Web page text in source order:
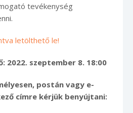
tevékenység
letölthető le!
2022. szeptember 8. 18:00
postán vagy e-
címre kérjük benyújtani: